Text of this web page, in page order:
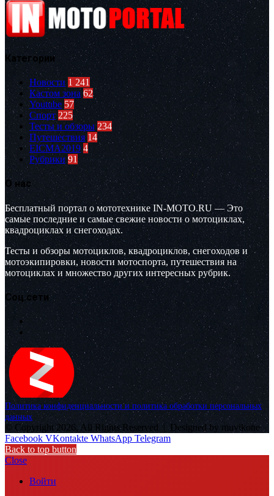
Категории
Новости 1 241
Кастом зона 62
Youtube 57
Спорт 225
Тесты и обзоры 234
Путешествия 14
EICMA2019 4
Рубрики 91
О нас
Бесплатный портал о мототехнике IN-MOTO.RU — Это
самые последние и самые свежие новости о мотоциклах,
квадроциклах и снегоходах.
Тесты и обзоры мотоциклов, квадроциклов, снегоходов и
мотоэкипировки, новости мотоспорта, путешествия на
мотоциклах и множество других интересных рубрик.
Соц.сети
Политика конфиденциальности и политика обработки персональных
данных
© Copyright 2026, All Rights Reserved | Designed by muvikone
Facebook VKontakte WhatsApp Telegram
Back to top button
Close
Войти